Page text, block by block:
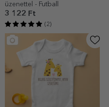
üzenettel - Futball
3 122 Ft
(2)